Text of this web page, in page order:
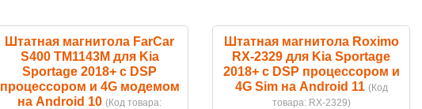
Штатная магнитола FarCar
S400 TM1143M для Kia
Sportage 2018+ с DSP
процессором и 4G модемом
на Android 10 (Код товара:
Штатная магнитола Roximo
RX-2329 для Kia Sportage
2018+ c DSP процессором и
4G Sim на Android 11 (Код
товара: RX-2329)